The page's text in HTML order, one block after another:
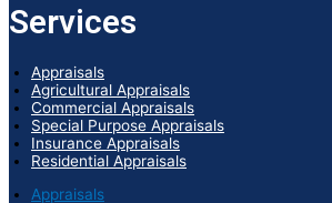
Services
Appraisals
Agricultural Appraisals
Commercial Appraisals
Special Purpose Appraisals
Insurance Appraisals
Residential Appraisals
Appraisals